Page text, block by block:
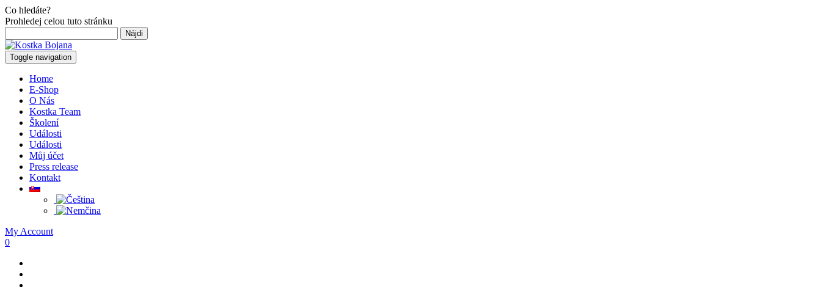
Co hledáte?
Prohledej celou tuto stránku
Toggle navigation
Home
E-Shop
O Nás
Kostka Team
Školení
Události
Události
Můj účet
Press release
Kontakt
My Account
0